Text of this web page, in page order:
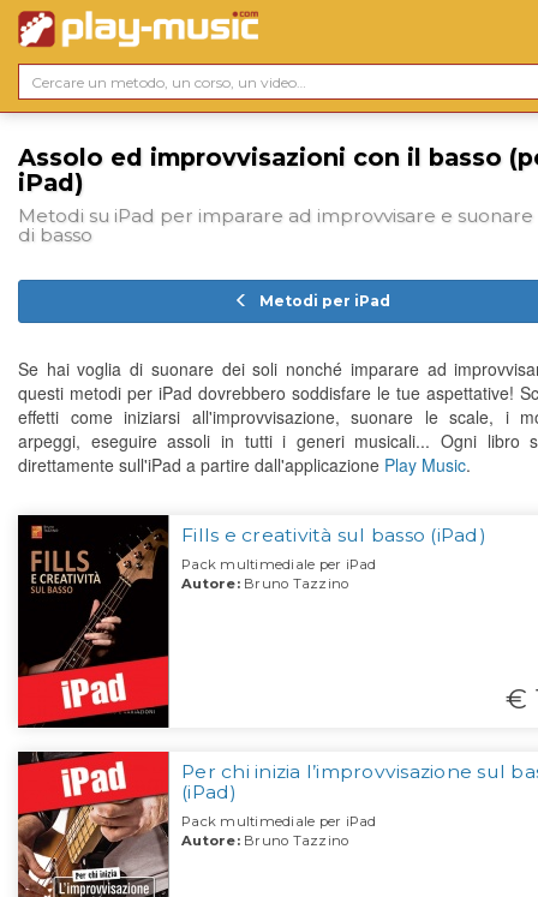
Assolo ed improvvisazioni con il basso
iPad)
Metodi su iPad per imparare ad improvvisare e suonare
di basso
Metodi per iPad
Se hai voglia di suonare dei soli nonché imparare ad
questi metodi per iPad dovrebbero soddisfare le tue aspettative!
effetti come iniziarsi all'improvvisazione, suonare le scale, i
arpeggi, eseguire assoli in tutti i generi musicali... Ogni libro
direttamente sull'iPad a partire dall'applicazione Play Music.
Fills e creatività sul basso (iPad)
Pack multimediale per iPad
Autore:Bruno Tazzino
€
Per chi inizia l’improvvisazione sul
(iPad)
Pack multimediale per iPad
Autore:Bruno Tazzino